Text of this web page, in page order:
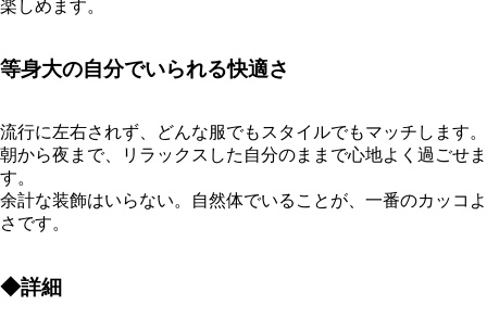
楽しめます。
等身大の自分でいられる快適さ
流行に左右されず、どんな服でもスタイルでもマッチします。
朝から夜まで、リラックスした自分のままで心地よく過ごせま
す。
余計な装飾はいらない。自然体でいることが、一番のカッコよ
さです。
◆詳細